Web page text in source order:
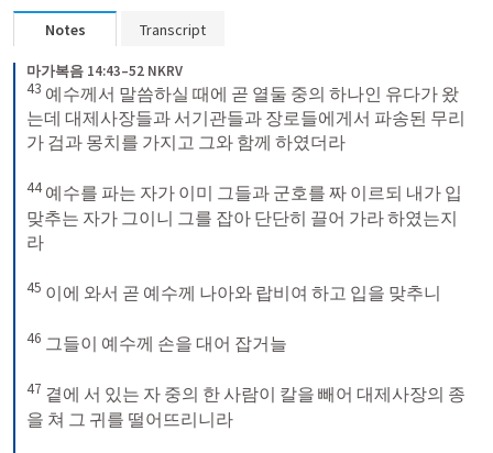
Notes Transcript
마가복음 14:43–52 NKRV
43 예수께서 말씀하실 때에 곧 열둘 중의 하나인 유다가 왔
는데 대제사장들과 서기관들과 장로들에게서 파송된 무리
가 검과 몽치를 가지고 그와 함께 하였더라
44 예수를 파는 자가 이미 그들과 군호를 짜 이르되 내가 입
맞추는 자가 그이니 그를 잡아 단단히 끌어 가라 하였는지
라
45 이에 와서 곧 예수께 나아와 랍비여 하고 입을 맞추니
46 그들이 예수께 손을 대어 잡거늘
47 곁에 서 있는 자 중의 한 사람이 칼을 빼어 대제사장의 종
을 쳐 그 귀를 떨어뜨리니라